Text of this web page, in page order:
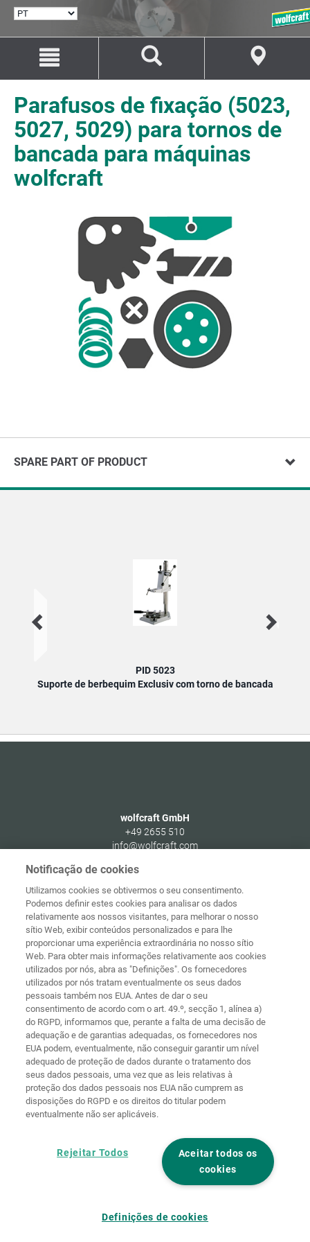
SELECIONAR
Avançar
o
conteúdo
Avançar
a
navegação
Parafusos de fixação (5023,
5027, 5029) para tornos de
bancada para máquinas
wolfcraft
SPARE PART OF PRODUCT
PID 5023
Suporte de berbequim Exclusiv com torno de bancada
wolfcraft GmbH
+49 2655 510
info@wolfcraft.com
Wolffstraße 1
Germany
Página
principal Contacto Aviso legal
Proteção de
Termos e
condições
Diretivas de
cookies Iniciar sessão
Declaração de
Acessibilidade
Definições de cookies
Notificação de cookies
Utilizamos cookies se obtivermos o seu consentimento.
Podemos definir estes cookies para analisar os dados
relativamente aos nossos visitantes, para melhorar o nosso
sítio Web, exibir conteúdos personalizados e para lhe
proporcionar uma experiência extraordinária no nosso sítio
Web. Para obter mais informações relativamente aos cookies
utilizados por nós, abra as "Definições". Os fornecedores
utilizados por nós tratam eventualmente os seus dados
pessoais também nos EUA. Antes de dar o seu
consentimento de acordo com o art. 49.º, secção 1, alínea a)
do RGPD, informamos que, perante a falta de uma decisão de
adequação e de garantias adequadas, os fornecedores nos
EUA podem, eventualmente, não conseguir garantir um nível
adequado de proteção de dados durante o tratamento dos
seus dados pessoais, uma vez que as leis relativas à
proteção dos dados pessoais nos EUA não cumprem as
disposições do RGPD e os direitos do titular podem
eventualmente não ser aplicáveis.
Aceitar todos os
cookies
Rejeitar Todos
Definições de cookies